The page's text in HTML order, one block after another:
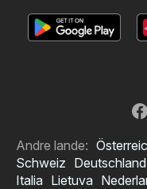
Andre lande:
Schweiz Deutschland
Italia Lietuva